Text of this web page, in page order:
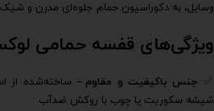
وسایل، به دکوراسیون حمام جلوه‌ای مدرن و
ویژگی‌های قفسه حمامی
✅ جنس باکیفیت و مقاوم – ساخته‌شده از
شیشه سکوریت یا چوب با روکش ضدآب